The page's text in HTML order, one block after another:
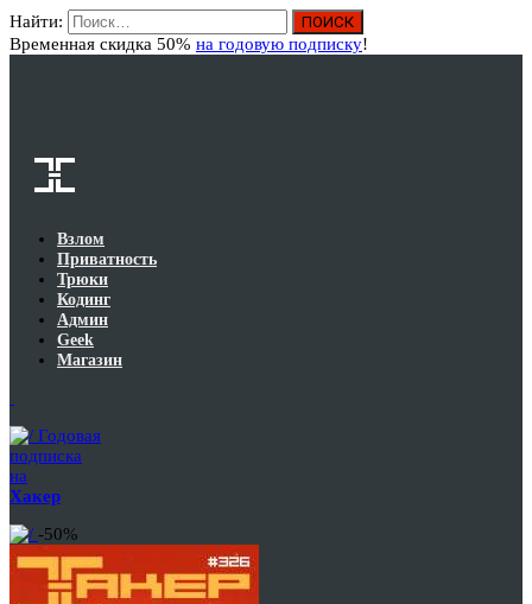
Найти:
Временная скидка 50% на годовую подписку!
Взлом
Приватность
Трюки
Кодинг
Админ
Geek
Магазин
Годовая
подписка
на
Хакер
-50%